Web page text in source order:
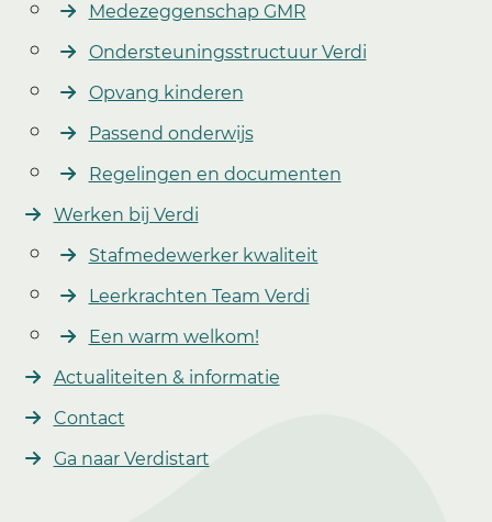
Medezeggenschap GMR
Ondersteuningsstructuur Verdi
Opvang kinderen
Passend onderwijs
Regelingen en documenten
Werken bij Verdi
Stafmedewerker kwaliteit
Leerkrachten Team Verdi
Een warm welkom!
Actualiteiten & informatie
Contact
Ga naar Verdistart